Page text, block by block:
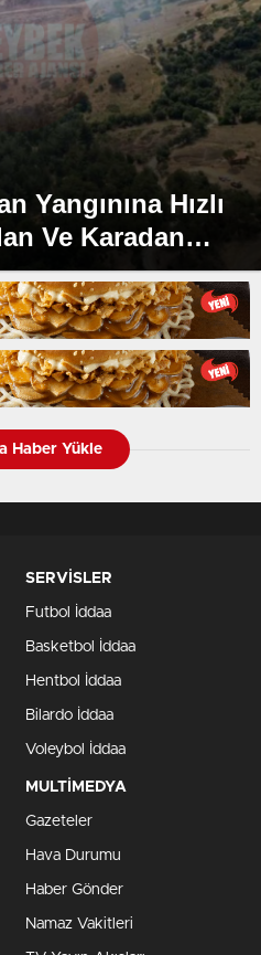
Yangınına Hızlı
Ve Karadan
Ediyor !
Haber Yükle
SERVİSLER
Futbol İddaa
Basketbol İddaa
Hentbol İddaa
Bilardo İddaa
Voleybol İddaa
MULTİMEDYA
Gazeteler
Hava Durumu
Haber Gönder
Namaz Vakitleri